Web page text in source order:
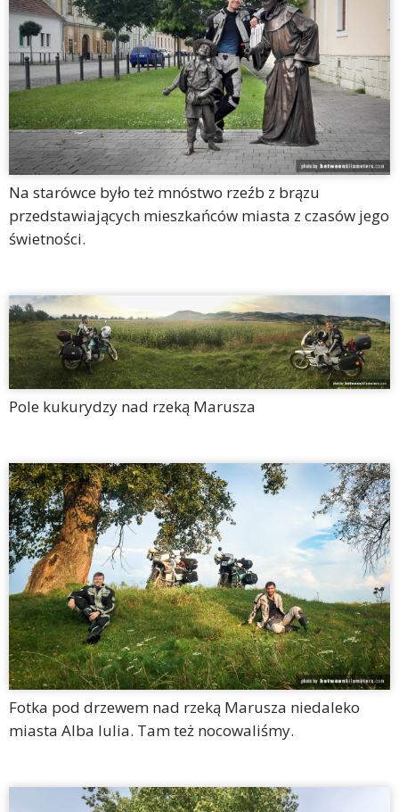
Na starówce było też mnóstwo rzeźb z brązu
przedstawiających mieszkańców miasta z czasów jego
świetności.
Pole kukurydzy nad rzeką Marusza
Fotka pod drzewem nad rzeką Marusza niedaleko
miasta Alba Iulia. Tam też nocowaliśmy.